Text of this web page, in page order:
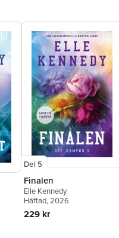
Del 5
Finalen
Elle Kennedy
Häftad, 2026
229 kr